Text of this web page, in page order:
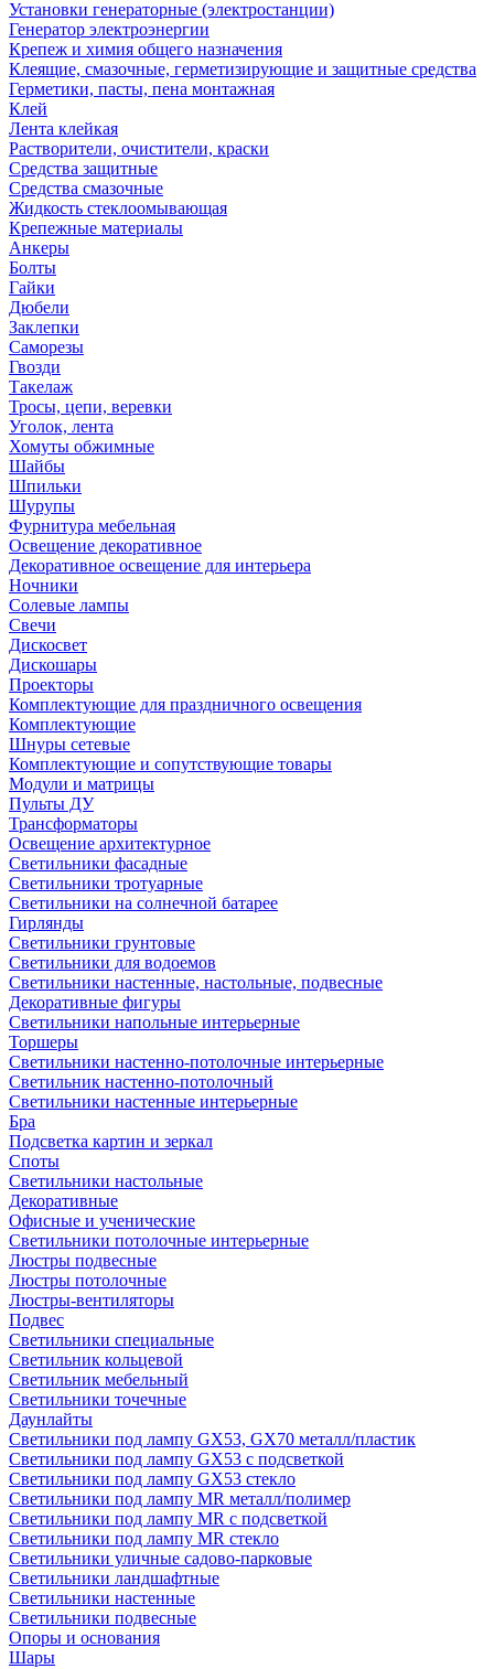
Установки генераторные (электростанции)
Генератор электроэнергии
Крепеж и химия общего назначения
Клеящие, смазочные, герметизирующие и защитные средства
Герметики, пасты, пена монтажная
Клей
Лента клейкая
Растворители, очистители, краски
Средства защитные
Средства смазочные
Жидкость стеклоомывающая
Крепежные материалы
Анкеры
Болты
Гайки
Дюбели
Заклепки
Саморезы
Гвозди
Такелаж
Тросы, цепи, веревки
Уголок, лента
Хомуты обжимные
Шайбы
Шпильки
Шурупы
Фурнитура мебельная
Освещение декоративное
Декоративное освещение для интерьера
Ночники
Солевые лампы
Свечи
Дискосвет
Дискошары
Проекторы
Комплектующие для праздничного освещения
Комплектующие
Шнуры сетевые
Комплектующие и сопутствующие товары
Модули и матрицы
Пульты ДУ
Трансформаторы
Освещение архитектурное
Светильники фасадные
Светильники тротуарные
Светильники на солнечной батарее
Гирлянды
Светильники грунтовые
Светильники для водоемов
Светильники настенные, настольные, подвесные
Декоративные фигуры
Светильники напольные интерьерные
Торшеры
Светильники настенно-потолочные интерьерные
Светильник настенно-потолочный
Светильники настенные интерьерные
Бра
Подсветка картин и зеркал
Споты
Светильники настольные
Декоративные
Офисные и ученические
Светильники потолочные интерьерные
Люстры подвесные
Люстры потолочные
Люстры-вентиляторы
Подвес
Светильники специальные
Светильник кольцевой
Светильник мебельный
Светильники точечные
Даунлайты
Светильники под лампу GX53, GX70 металл/пластик
Светильники под лампу GX53 с подсветкой
Светильники под лампу GX53 стекло
Светильники под лампу MR металл/полимер
Светильники под лампу MR с подсветкой
Светильники под лампу MR стекло
Светильники уличные садово-парковые
Светильники ландшафтные
Светильники настенные
Светильники подвесные
Опоры и основания
Шары